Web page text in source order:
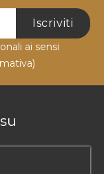
Iscriviti
ai sensi